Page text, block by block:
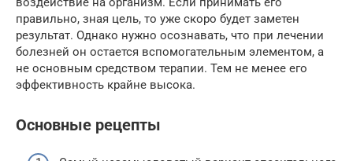
правильно, зная цель, то уже скоро будет заметен
результат. Однако нужно осознавать, что при лечении
болезней он остается вспомогательным элементом, а
не основным средством терапии. Тем не менее его
эффективность крайне высока.
Основные рецепты